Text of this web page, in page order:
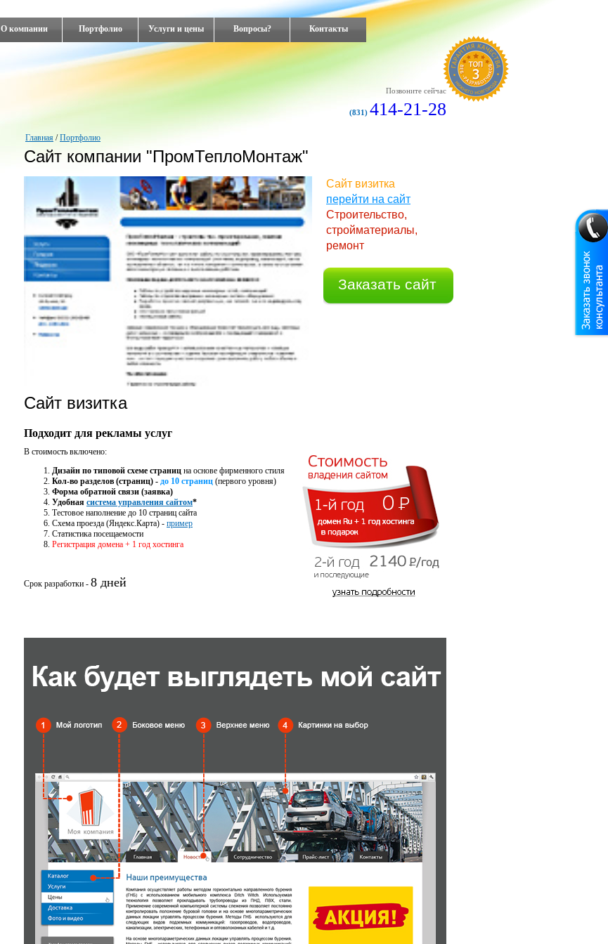
О компании Портфолио Услуги и цены Вопросы? Контакты
Позвоните сейчас
(831) 414-21-28
Главная /Портфолио
Сайт компании "ПромТеплоМонтаж"
Сайт визитка
Сайт визитка
перейти на сайт
Строительство,
стройматериалы,
ремонт
Заказать сайт
Подходит для рекламы услуг
В стоимость включено:
Дизайн по типовой схеме страниц на основе фирменного стиля
Кол-во разделов (страниц) - до 10 страниц (первого уровня)
Форма обратной связи (заявка)
Удобная система управления сайтом*
Тестовое наполнение до 10 страниц сайта
Схема проезда (Яндекс.Карта) - пример
Статистика посещаемости
Регистрация домена + 1 год хостинга
Срок разработки - 8 дней